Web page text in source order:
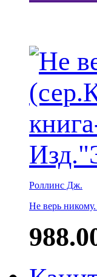
Роллинс Дж.
Не верь